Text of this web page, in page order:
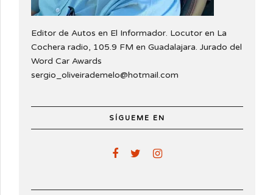
Editor de Autos en El Informador. Locutor en La
Cochera radio, 105.9 FM en Guadalajara. Jurado del
Word Car Awards
sergio_oliveirademelo@hotmail.com
SÍGUEME EN